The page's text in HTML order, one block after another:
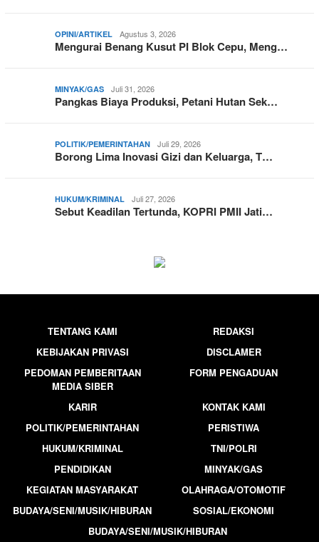
OPINI/ARTIKEL Agustus 3, 2026
Mengurai Benang Kusut PI Blok Cepu, Meng…
MINYAK/GAS Juli 31, 2026
Pangkas Biaya Produksi, Petani Hutan Sek…
POLITIK/PEMERINTAHAN Juli 29, 2026
Borong Lima Inovasi Gizi dan Keluarga, T…
HUKUM/KRIMINAL Juli 27, 2026
Sebut Keadilan Tertunda, KOPRI PMII Jati…
TENTANG KAMI
REDAKSI
KEBIJAKAN PRIVASI
DISCLAMER
PEDOMAN PEMBERITAAN
MEDIA SIBER
FORM PENGADUAN
KARIR
KONTAK KAMI
POLITIK/PEMERINTAHAN
PERISTIWA
HUKUM/KRIMINAL
TNI/POLRI
PENDIDIKAN
MINYAK/GAS
KEGIATAN MASYARAKAT
OLAHRAGA/OTOMOTIF
BUDAYA/SENI/MUSIK/HIBURAN
SOSIAL/EKONOMI
BUDAYA/SENI/MUSIK/HIBURAN